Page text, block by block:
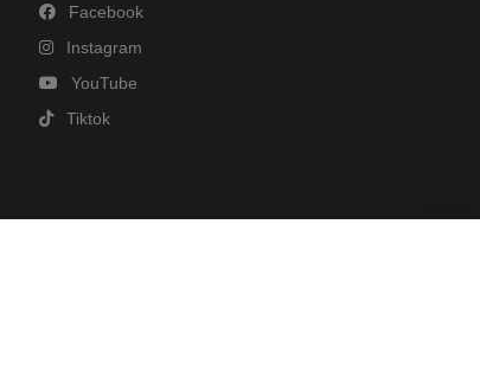
Facebook
Instagram
YouTube
Tiktok